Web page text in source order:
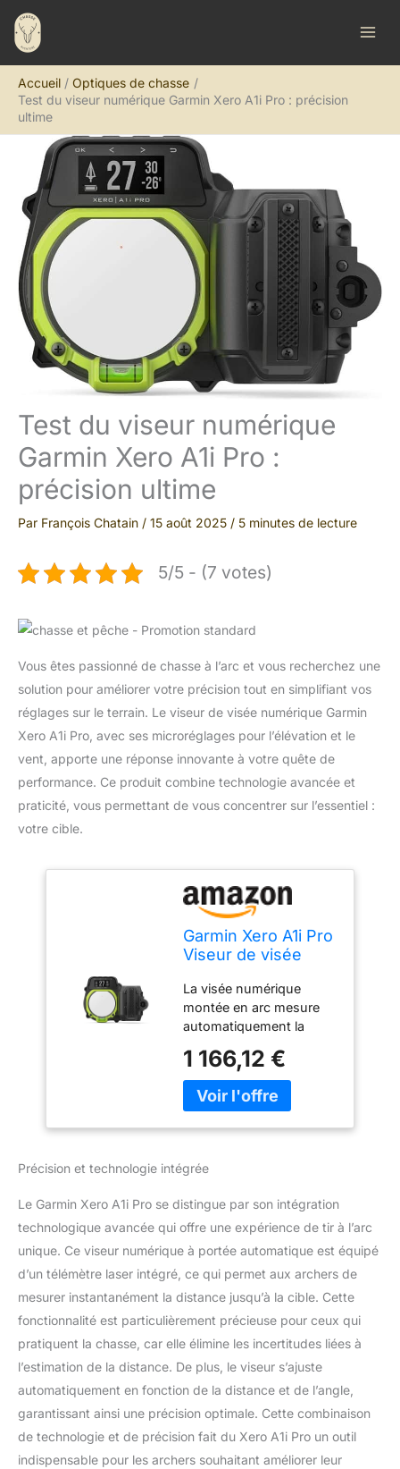
Aller
contenu
Accueil
Optiques de chasse
Test du viseur numérique Garmin Xero A1i Pro : précision
ultime
Test du viseur numérique
Garmin Xero A1i Pro :
précision ultime
Par François Chatain / 15 août 2025 / 5 minutes de lecture
5/5 - (7 votes)
Vous êtes passionné de chasse à l’arc et vous recherchez une
solution pour améliorer votre précision tout en simplifiant vos
réglages sur le terrain. Le viseur de visée numérique Garmin
Xero A1i Pro, avec ses microréglages pour l’élévation et le
vent, apporte une réponse innovante à votre quête de
performance. Ce produit combine technologie avancée et
praticité, vous permettant de vous concentrer sur l’essentiel :
votre cible.
Garmin Xero A1i Pro
Viseur de visée
droitier avec
microréglages pour
l'élévation, Le Vent
et Plus Encore
La visée numérique
montée en arc mesure
automatiquement la
fournit une broche LED
précise pour la prise de
vue Faites de vrais
plombées Conçu pour
avec des micro-réglages
pour l'élévation,
l'enroulement et
l'alignement du réticule
laser Crée
automatiquement une
pile de broches de 0,9 m
à la distance maximale
de votre arc en fonction
de la vitesse de flèche et
La fonction de niveau
dynamique offre des
informations de
1 166,12 €
Précision et technologie intégrée
Le Garmin Xero A1i Pro se distingue par son intégration
technologique avancée qui offre une expérience de tir à l’arc
unique. Ce viseur numérique à portée automatique est équipé
d’un télémètre laser intégré, ce qui permet aux archers de
mesurer instantanément la distance jusqu’à la cible. Cette
fonctionnalité est particulièrement précieuse pour ceux qui
pratiquent la chasse, car elle élimine les incertitudes liées à
l’estimation de la distance. De plus, le viseur s’ajuste
automatiquement en fonction de la distance et de l’angle,
garantissant ainsi une précision optimale. Cette combinaison
de technologie et de précision fait du Xero A1i Pro un outil
indispensable pour les archers souhaitant améliorer leur
R
e
h
e
r
e